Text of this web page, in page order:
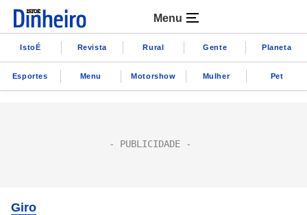
Menu
IstoÉ Revista Rural Gente Planeta
Esportes Menu Motorshow Mulher Pet
Giro